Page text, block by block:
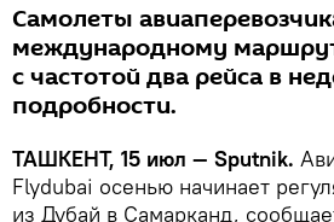
Самолеты
международному
с частотой два рейса в
подробности.
ТАШКЕНТ, 15 июл — Sputnik.
Flydubai осенью начинает
из Дубай в Самарканд,